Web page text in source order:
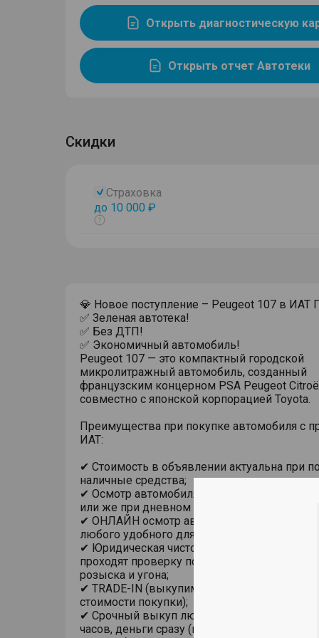
Открыть диагностическую
Открыть отчет Автотеки
Скидки
Страховка
до 10 000 ₽
Показать
💎 Новое поступление – Peugeot 107 в ИАТ
✅ Зеленая автотека!
✅ Без ДТП!
✅ Экономичный автомобиль!
Peugeot 107 — это компактный городской
микролитражный автомобиль, созданный
французским концерном PSA Peugeot
совместно с японской корпорацией Toyota.
Преимущества при покупке автомобиля с
ИАТ:
✔ Стоимость в объявлении актуальна при
наличные средства;
✔ Осмотр автомобиля в помещении, на
или же при дневном свете;
✔ ОНЛАЙН осмотр автомобиля с
любого удобного для Вас мессенджера;
✔ Юридическая чистота сделки. Все
проходят проверку по базам ГИБДД на
розыска и угона;
✔ TRADE-IN (выкупим ваш автомобиль в
стоимости покупки);
✔ Срочный выкуп любого автомобиля в
часов, деньги сразу (на карту, наличными из